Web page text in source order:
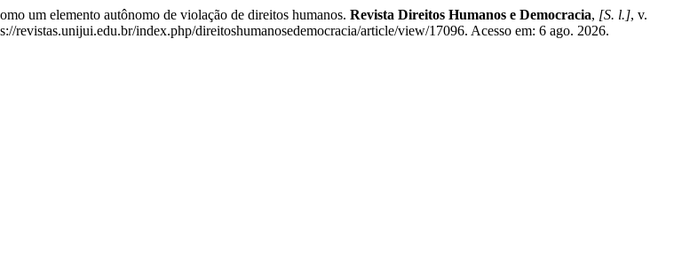
um elemento autônomo de violação de direitos humanos. Revista Direitos Humanos e Democracia, [S. l.], v.
index.php/direitoshumanosedemocracia/article/view/17096. Acesso em: 6 ago. 2026.